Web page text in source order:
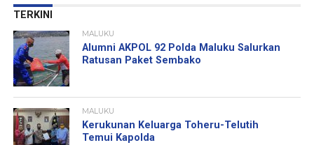
TERKINI
MALUKU
Alumni AKPOL 92 Polda Maluku Salurkan
Ratusan Paket Sembako
MALUKU
Kerukunan Keluarga Toheru-Telutih
Temui Kapolda